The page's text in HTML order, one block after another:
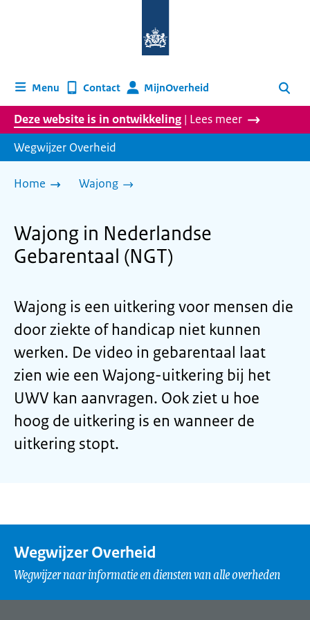
homepage
Menu Contact MijnOverheid Zoeken
Deze website is in ontwikkeling | Lees meer
Wegwijzer Overheid
Home Wajong
Wajong in Nederlandse
Gebarentaal (NGT)
Wajong is een uitkering voor mensen die
door ziekte of handicap niet kunnen
werken. De video in gebarentaal laat
zien wie een Wajong-uitkering bij het
UWV kan aanvragen. Ook ziet u hoe
hoog de uitkering is en wanneer de
uitkering stopt.
Wegwijzer Overheid
Wegwijzer naar informatie en diensten van alle overheden